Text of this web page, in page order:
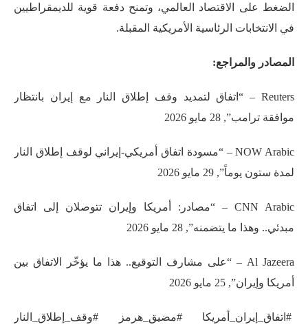
الضغط على الاقتصاد العالمي، وتمنح دفعة قوية للديمقراطيين
في الانتخابات الرئاسية الأمريكية المقبلة.
المصادر والمراجع:
Reuters – “اتفاق لتمديد وقف إطلاق النار مع إيران بانتظار
موافقة ترامب”, 28 مايو 2026
NOW Arabic – “مسودة اتفاق أمريكي-إيراني لوقف إطلاق النار
لمدة ستون يوماً”, 29 مايو 2026
CNN Arabic – “مصادر: أمريكا وإيران تتوصلان إلى اتفاق
مبدئي.. وهذا ما يتضمنه”, 28 مايو 2026
Al Jazeera – “على مشارف التوقيع.. هذا ما يؤخّر الاتفاق بين
أمريكا وإيران”, 25 مايو 2026
#اتفاق_إيران_أمريكا #مضيق_هرمز #وقف_إطلاق_النار